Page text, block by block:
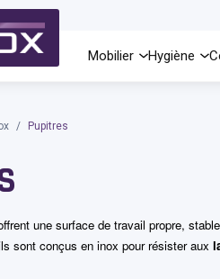
Mobilier Hygiène
/ Pupitres
une surface de travail propre,
sont conçus en inox pour résister aux